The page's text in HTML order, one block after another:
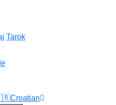
Tarok
Croatian